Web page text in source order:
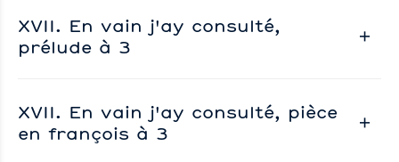
XVII. En vain j'ay consulté,
prélude à 3
XVII. En vain j'ay consulté, pièce
en françois à 3